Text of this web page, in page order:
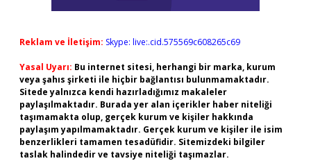
Reklam ve İletişim: Skype: live:.cid.575569c608265c69
Yasal Uyarı: Bu internet sitesi, herhangi bir marka, kurum
veya şahıs şirketi ile hiçbir bağlantısı bulunmamaktadır.
Sitede yalnızca kendi hazırladığımız makaleler
paylaşılmaktadır. Burada yer alan içerikler haber niteliği
taşımamakta olup, gerçek kurum ve kişiler hakkında
paylaşım yapılmamaktadır. Gerçek kurum ve kişiler ile isim
benzerlikleri tamamen tesadüfidir. Sitemizdeki bilgiler
taslak halindedir ve tavsiye niteliği taşımazlar.